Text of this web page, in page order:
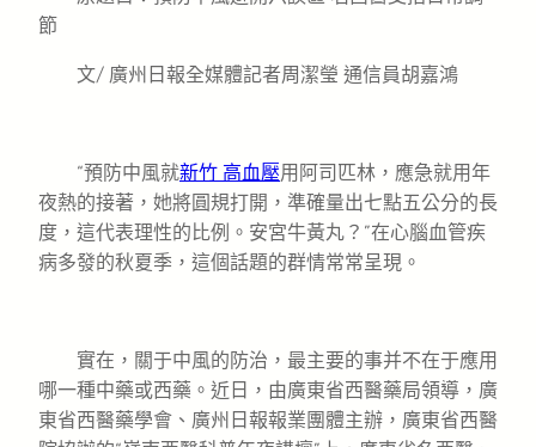
節
文/ 廣州日報全媒體記者周潔瑩 通信員胡嘉鴻
“預防中風就新竹 高血壓用阿司匹林，應急就用年
夜熱的接著，她將圓規打開，準確量出七點五公分的長
度，這代表理性的比例。安宮牛黃丸？”在心腦血管疾
病多發的秋夏季，這個話題的群情常常呈現。
實在，關于中風的防治，最主要的事并不在于應用
哪一種中藥或西藥。近日，由廣東省西醫藥局領導，廣
東省西醫藥學會、廣州日報報業團體主辦，廣東省西醫